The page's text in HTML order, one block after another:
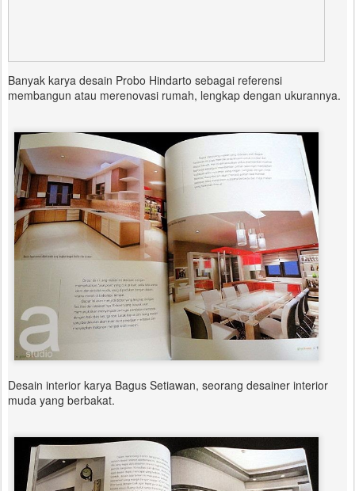
Banyak karya desain Probo Hindarto sebagai referensi
membangun atau merenovasi rumah, lengkap dengan ukurannya.
Desain interior karya Bagus Setiawan, seorang desainer interior
muda yang berbakat.